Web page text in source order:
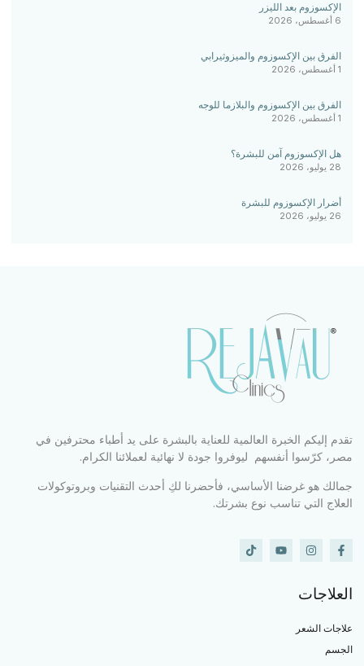
الإكسوزوم بعد الليزر
6 أغسطس، 2026
الفرق بين الإكسوزوم والميزوثيرابي
1 أغسطس، 2026
الفرق بين الإكسوزوم والبلازما للوجه
1 أغسطس، 2026
هل الإكسوزوم آمن للبشرة؟
28 يوليو، 2026
أضرار الإكسوزوم للبشرة
26 يوليو، 2026
تقدم إليكم الخبرة العالمية للعناية بالبشرة على يد أطباء محترفين في
مصر، كرّسوا أنفسهم ليوفروا جودة لا نهائية لعملائنا الكرام.
جمالك هو غرضنا الأساسي، فأحضرنا لكِ أحدث التقنيات وبروتوكولات
العلاج التي تناسب نوع بشرتك.
العلاجات
علاجات الشعر
الجسم